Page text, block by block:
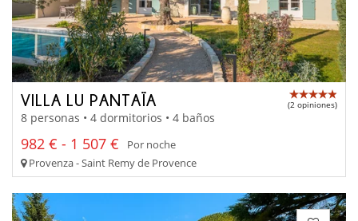
VILLA LU PANTAÏA (2 opiniones)
8 personas • 4 dormitorios • 4 baños
982 € - 1 507 €
Por noche
Provenza - Saint Remy de Provence